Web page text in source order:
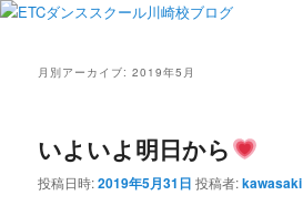
月別アーカイブ:2019年5月
いよいよ明日から
投稿日時:2019年5月31日 投稿者:kawasaki